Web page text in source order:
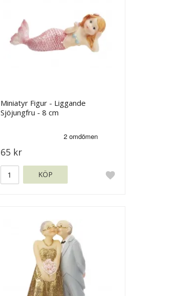
Miniatyr Figur - Liggande
Sjöjungfru - 8 cm
65 kr
KÖP